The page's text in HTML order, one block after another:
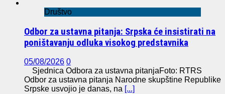
Društvo
Odbor za ustavna pitanja: Srpska će insistirati na
poništavanju odluka visokog predstavnika
05/08/2026 0
Sjednica Odbora za ustavna pitanjaFoto: RTRS
Odbor za ustavna pitanja Narodne skupštine Republike
Srpske usvojio je danas, na [...]